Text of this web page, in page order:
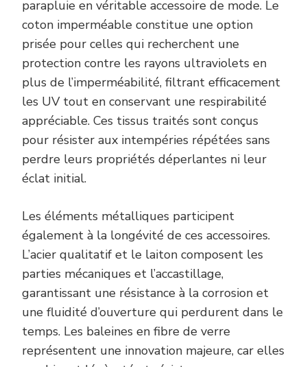
parapluie en véritable accessoire de mode. Le
coton imperméable constitue une option
prisée pour celles qui recherchent une
protection contre les rayons ultraviolets en
plus de l’imperméabilité, filtrant efficacement
les UV tout en conservant une respirabilité
appréciable. Ces tissus traités sont conçus
pour résister aux intempéries répétées sans
perdre leurs propriétés déperlantes ni leur
éclat initial.
Les éléments métalliques participent
également à la longévité de ces accessoires.
L’acier qualitatif et le laiton composent les
parties mécaniques et l’accastillage,
garantissant une résistance à la corrosion et
une fluidité d’ouverture qui perdurent dans le
temps. Les baleines en fibre de verre
représentent une innovation majeure, car elles